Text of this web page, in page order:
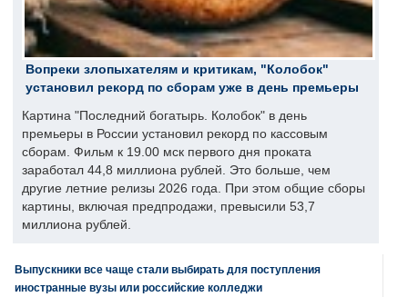
Вопреки злопыхателям и критикам, "Колобок"
установил рекорд по сборам уже в день премьеры
Картина "Последний богатырь. Колобок" в день
премьеры в России установил рекорд по кассовым
сборам. Фильм к 19.00 мск первого дня проката
заработал 44,8 миллиона рублей. Это больше, чем
другие летние релизы 2026 года. При этом общие сборы
картины, включая предпродажи, превысили 53,7
миллиона рублей.
Выпускники все чаще стали выбирать для поступления
иностранные вузы или российские колледжи